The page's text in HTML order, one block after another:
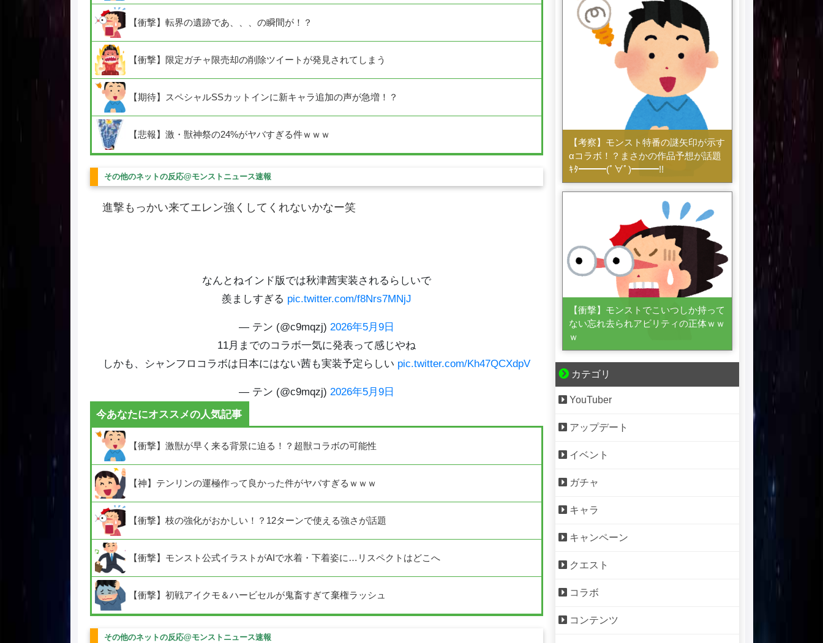
【衝撃】転界の遺跡であ、、、の瞬間が！？
【衝撃】限定ガチャ限売却の削除ツイートが発見されてしまう
【期待】スペシャルSSカットインに新キャラ追加の声が急増！？
【悲報】激・獣神祭の24%がヤバすぎる件ｗｗｗ
その他のネットの反応@モンストニュース速報
進撃もっかい来てエレン強くしてくれないかなー笑
なんとねインド版では秋津茜実装されるらしいで
羨ましすぎる pic.twitter.com/f8Nrs7MNjJ
— テン (@c9mqzj) 2026年5月9日
11月までのコラボ一気に発表って感じやね
しかも、シャンフロコラボは日本にはない茜も実装予定らしい pic.twitter.com/Kh47QCXdpV
— テン (@c9mqzj) 2026年5月9日
今あなたにオススメの人気記事
【衝撃】激獣が早く来る背景に迫る！？超獣コラボの可能性
【神】テンリンの運極作って良かった件がヤバすぎるｗｗｗ
【衝撃】枝の強化がおかしい！？12ターンで使える強さが話題
【衝撃】モンスト公式イラストがAIで水着・下着姿に…リスペクトはどこへ
【衝撃】初戦アイクモ＆ハービセルが鬼畜すぎて棄権ラッシュ
その他のネットの反応@モンストニュース速報
【考察】モンスト特番の謎矢印が示す
αコラボ！？まさかの作品予想が話題
ｷﾀ━━━(ﾟ∀ﾟ)━━━!!
【衝撃】モンストでこいつしか持って
ない忘れ去られアビリティの正体ｗｗ
ｗ
カテゴリ
YouTuber
アップデート
イベント
ガチャ
キャラ
キャンペーン
クエスト
コラボ
コンテンツ